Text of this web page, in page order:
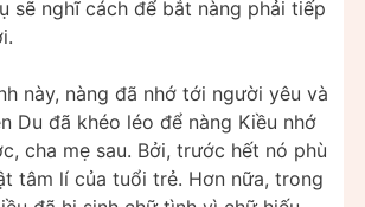
sẽ nghĩ cách để bắt nàng phải tiếp
này, nàng đã nhớ tới người yêu và
Du đã khéo léo để nàng Kiều nhớ
cha mẹ sau. Bởi, trước hết nó phù
tâm lí của tuổi trẻ. Hơn nữa, trong